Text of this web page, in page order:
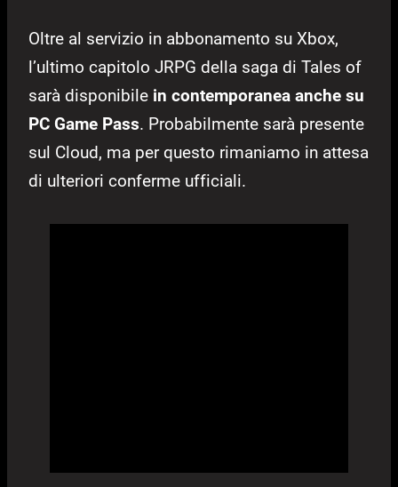
Oltre al servizio in abbonamento su Xbox,
l’ultimo capitolo JRPG della saga di Tales of
sarà disponibile in contemporanea anche su
PC Game Pass. Probabilmente sarà presente
sul Cloud, ma per questo rimaniamo in attesa
di ulteriori conferme ufficiali.